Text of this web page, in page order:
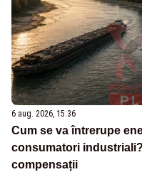
6 aug. 2026, 15:36
Cum se va întrerupe
consumatori
compensații